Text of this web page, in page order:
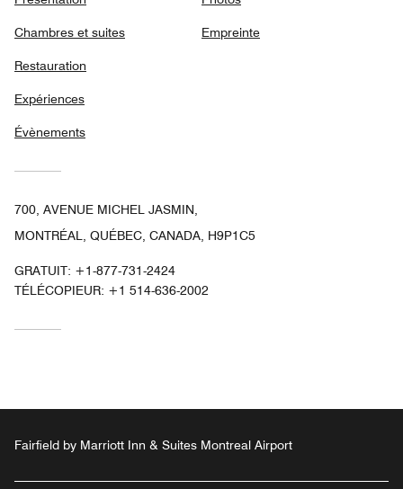
Chambres et suites
Restauration
Expériences
Évènements
Empreinte
700, AVENUE MICHEL JASMIN,
MONTRÉAL, QUÉBEC, CANADA, H9P1C5
GRATUIT: +1-877-731-2424
TÉLÉCOPIEUR: +1 514-636-2002
Fairfield by Marriott Inn & Suites Montreal Airport